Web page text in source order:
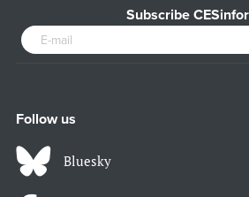
Subscribe
Follow us
Bluesky